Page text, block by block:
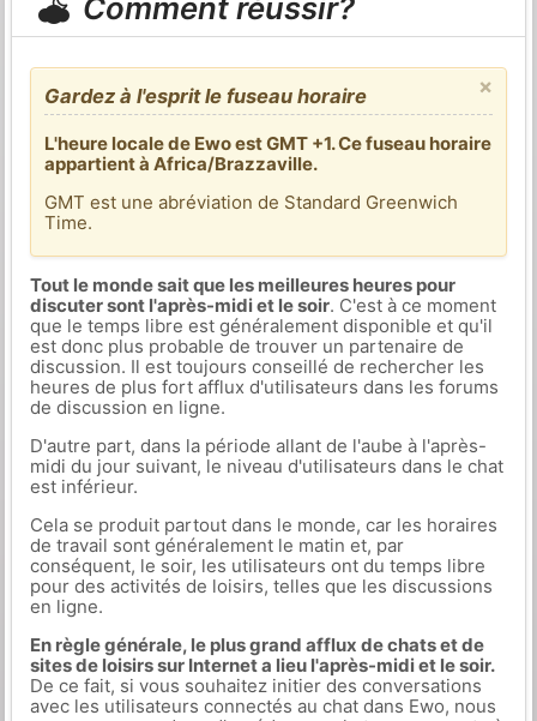
Comment réussir?
×
Gardez à l'esprit le fuseau horaire
L'heure locale de Ewo est GMT +1. Ce fuseau horaire
appartient à Africa/Brazzaville.
GMT est une abréviation de Standard Greenwich
Time.
Tout le monde sait que les meilleures heures pour
discuter sont l'après-midi et le soir. C'est à ce moment
que le temps libre est généralement disponible et qu'il
est donc plus probable de trouver un partenaire de
discussion. Il est toujours conseillé de rechercher les
heures de plus fort afflux d'utilisateurs dans les forums
de discussion en ligne.
D'autre part, dans la période allant de l'aube à l'après-
midi du jour suivant, le niveau d'utilisateurs dans le chat
est inférieur.
Cela se produit partout dans le monde, car les horaires
de travail sont généralement le matin et, par
conséquent, le soir, les utilisateurs ont du temps libre
pour des activités de loisirs, telles que les discussions
en ligne.
En règle générale, le plus grand afflux de chats et de
sites de loisirs sur Internet a lieu l'après-midi et le soir.
De ce fait, si vous souhaitez initier des conversations
avec les utilisateurs connectés au chat dans Ewo, nous